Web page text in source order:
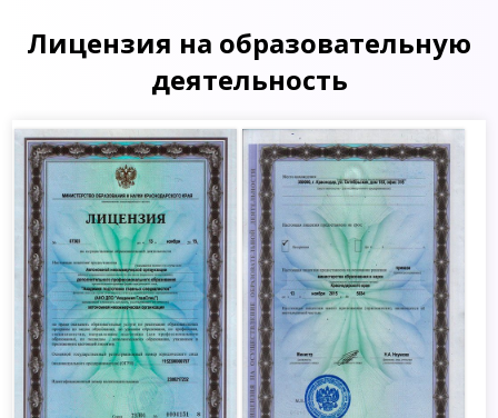
Лицензия на образовательную
деятельность